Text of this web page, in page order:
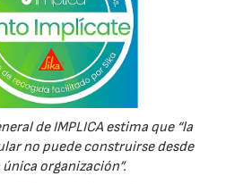
de IMPLICA estima que “la
no puede construirse desde
única organización”.